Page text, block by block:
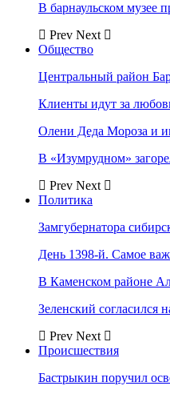
В барнаульском музее
Prev Next
Общество
Центральный район
Клиенты идут за
Олени Деда Мороза и
В «Изумрудном»
Prev Next
Политика
Замгубернатора
День 1398-й. Самое
В Каменском районе
Зеленский
Prev Next
Происшествия
Бастрыкин поручил